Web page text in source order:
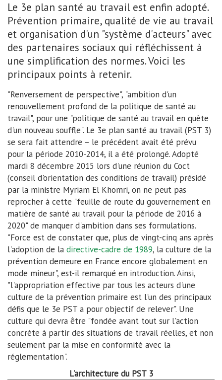
d'une réunion du Coct présidée par Myriam El Khomri.
DR - Ministère du Travail
Le 3e plan santé au travail est enfin adopté.
Prévention primaire, qualité de vie au travail
et organisation d'un "système d'acteurs" avec
des partenaires sociaux qui réfléchissent à
une simplification des normes. Voici les
principaux points à retenir.
"Renversement de perspective", "ambition d'un
renouvellement profond de la politique de santé au
travail", pour une "politique de santé au travail en quête
d'un nouveau souffle". Le 3e plan santé au travail (PST 3)
se sera fait attendre – le précédent avait été prévu
pour la période 2010-2014, il a été prolongé. Adopté
mardi 8 décembre 2015 lors d'une réunion du Coct
(conseil d'orientation des conditions de travail) présidé
par la ministre Myriam El Khomri, on ne peut pas
reprocher à cette "feuille de route du gouvernement en
matière de santé au travail pour la période de 2016 à
2020" de manquer d'ambition dans ses formulations.
"Force est de constater que, plus de vingt-cinq ans après
l'adoption de la directive-cadre de 1989, la culture de la
prévention demeure en France encore globalement en
mode mineur", est-il remarqué en introduction. Ainsi,
"l'appropriation effective par tous les acteurs d'une
culture de la prévention primaire est l'un des principaux
défis que le 3e PST a pour objectif de relever". Une
culture qui devra être "fondée avant tout sur l'action
concrète à partir des situations de travail réelles, et non
seulement par la mise en conformité avec la
réglementation".
L'architecture du PST 3